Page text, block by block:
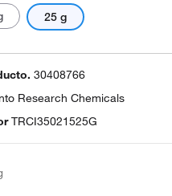
25 g
30408766
Research Chemicals
TRCI35021525G